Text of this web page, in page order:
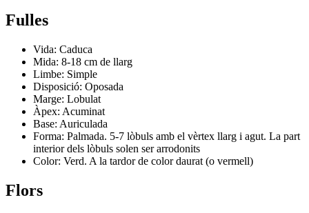
Fulles
Vida: Caduca
Mida: 8-18 cm de llarg
Limbe: Simple
Disposició: Oposada
Marge: Lobulat
Àpex: Acuminat
Base: Auriculada
Forma: Palmada. 5-7 lòbuls amb el vèrtex llarg i agut. La part
interior dels lòbuls solen ser arrodonits
Color: Verd. A la tardor de color daurat (o vermell)
Flors